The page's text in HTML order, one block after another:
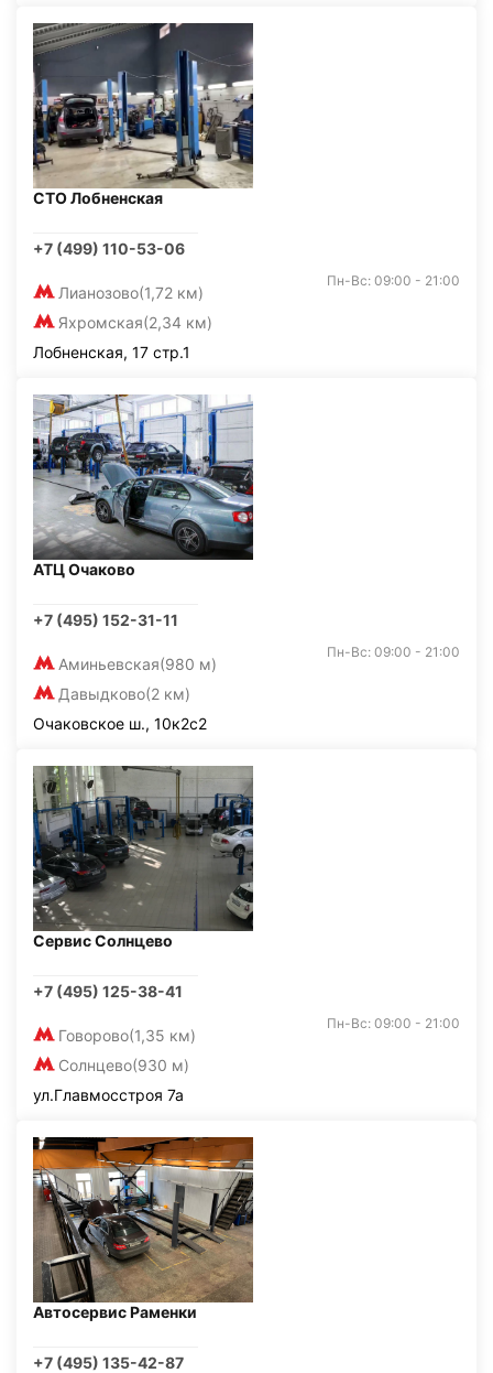
СТО Лобненская
+7 (499) 110-53-06
Лианозово(1,72 км)
Яхромская(2,34 км)
Пн-Вс: 09:00 - 21:00
Лобненская, 17 стр.1
АТЦ Очаково
+7 (495) 152-31-11
Аминьевская(980 м)
Давыдково(2 км)
Пн-Вс: 09:00 - 21:00
Очаковское ш., 10к2с2
Сервис Солнцево
+7 (495) 125-38-41
Говорово(1,35 км)
Солнцево(930 м)
Пн-Вс: 09:00 - 21:00
ул.Главмосстроя 7а
Автосервис Раменки
+7 (495) 135-42-87